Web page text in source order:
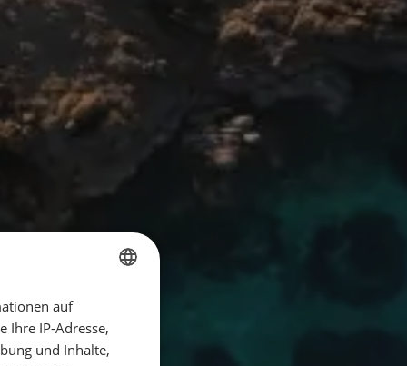
GERMAN
auf
Ihre IP-Adresse,
und Inhalte,